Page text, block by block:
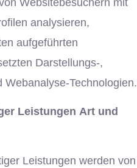
analysieren,
aufgeführten
Darstellungs-,
Technologien.
Leistungen Art und
Leistungen werden von